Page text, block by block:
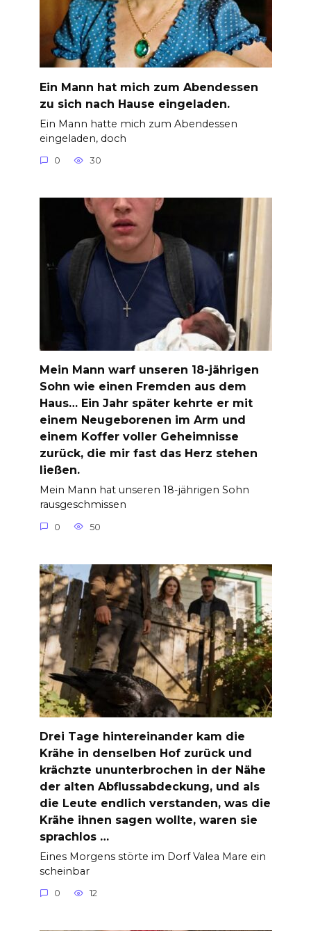
Ein Mann hat mich zum Abendessen
zu sich nach Hause eingeladen.
Ein Mann hatte mich zum Abendessen
eingeladen, doch
0 30
Mein Mann warf unseren 18-jährigen
Sohn wie einen Fremden aus dem
Haus… Ein Jahr später kehrte er mit
einem Neugeborenen im Arm und
einem Koffer voller Geheimnisse
zurück, die mir fast das Herz stehen
ließen.
Mein Mann hat unseren 18-jährigen Sohn
rausgeschmissen
0 50
Drei Tage hintereinander kam die
Krähe in denselben Hof zurück und
krächzte ununterbrochen in der Nähe
der alten Abflussabdeckung, und als
die Leute endlich verstanden, was die
Krähe ihnen sagen wollte, waren sie
sprachlos …
Eines Morgens störte im Dorf Valea Mare ein
scheinbar
0 12